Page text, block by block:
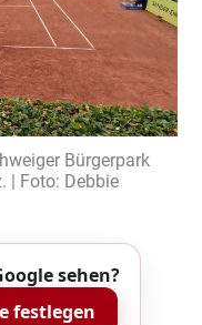
Bürgerpark
| Foto: Debbie
sehen?
festlegen